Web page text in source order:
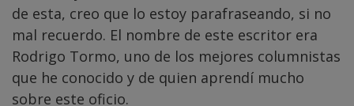
de esta, creo que lo estoy parafraseando, si no
mal recuerdo. El nombre de este escritor era
Rodrigo Tormo, uno de los mejores columnistas
que he conocido y de quien aprendí mucho
sobre este oficio.